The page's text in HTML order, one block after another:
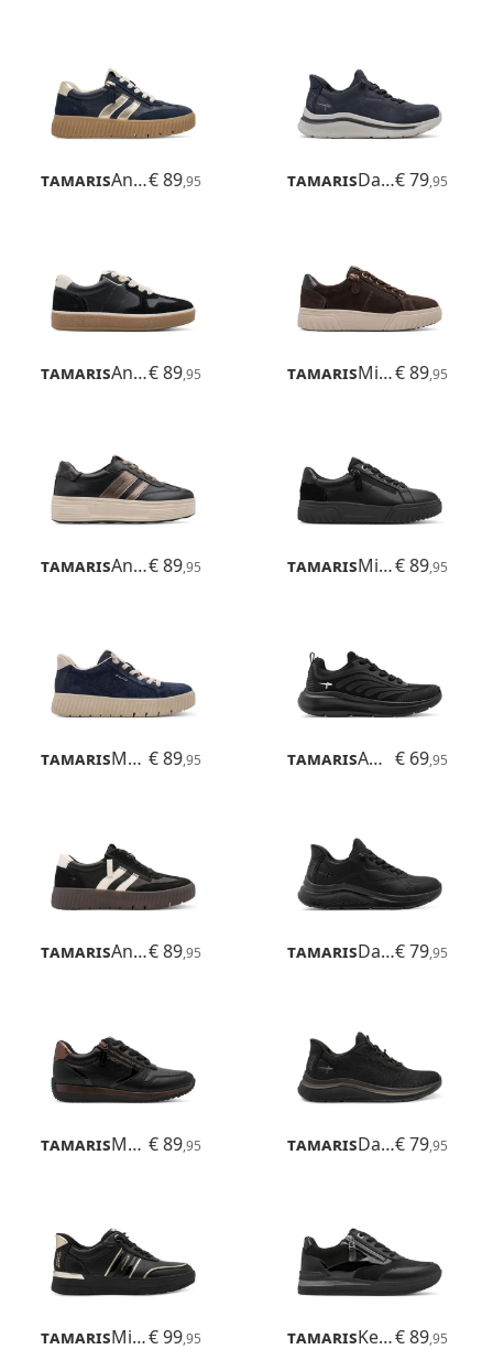
Tamaris Anne€ 89,95 Tamaris Daisy€ 79,95
Tamaris Anne€ 89,95 Tamaris Milly€ 89,95
Tamaris Anne€ 89,95 Tamaris Milly€ 89,95
Tamaris Maya € 89,95 Tamaris Amelie € 69,95
Tamaris Anne€ 89,95 Tamaris Daisy€ 79,95
Tamaris Mona € 89,95 Tamaris Daisy€ 79,95
Tamaris Milly€ 99,95 Tamaris Kelly€ 89,95